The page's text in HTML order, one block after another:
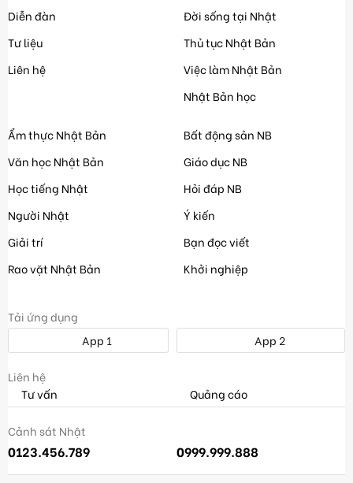
Diễn đàn
Tư liệu
Liên hệ
Đời sống tại Nhật
Thủ tục Nhật Bản
Việc làm Nhật Bản
Nhật Bản học
Ẩm thực Nhật Bản
Văn học Nhật Bản
Học tiếng Nhật
Người Nhật
Giải trí
Rao vặt Nhật Bản
Bất động sản NB
Giáo dục NB
Hỏi đáp NB
Ý kiến
Bạn đọc viết
Khởi nghiệp
Tải ứng dụng
App 1
App 2
Liên hệ
Tư vấn
Quảng cáo
Cảnh sát Nhật
0123.456.789 0999.999.888